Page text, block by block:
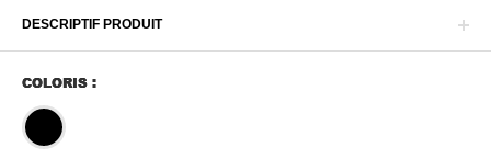
DESCRIPTIF PRODUIT
COLORIS :